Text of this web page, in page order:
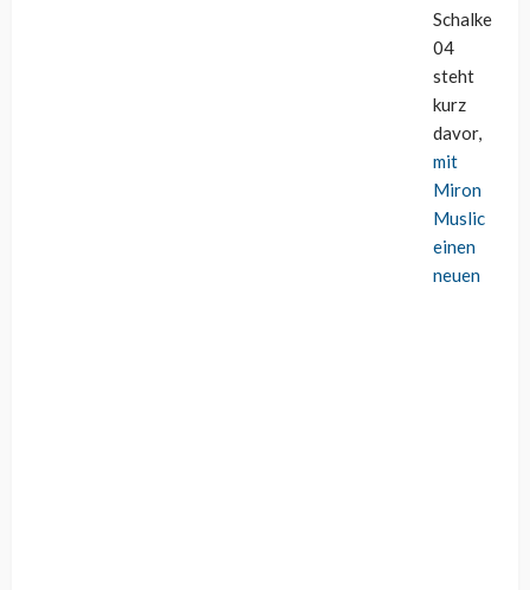
Schalke
04
steht
kurz
davor,
mit
Miron
Muslic
einen
neuen